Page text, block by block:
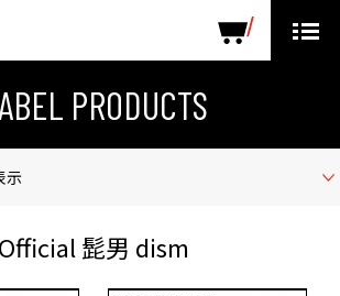
LABEL PRODUCTS
PRODUCTS
示
Official 髭男 dism